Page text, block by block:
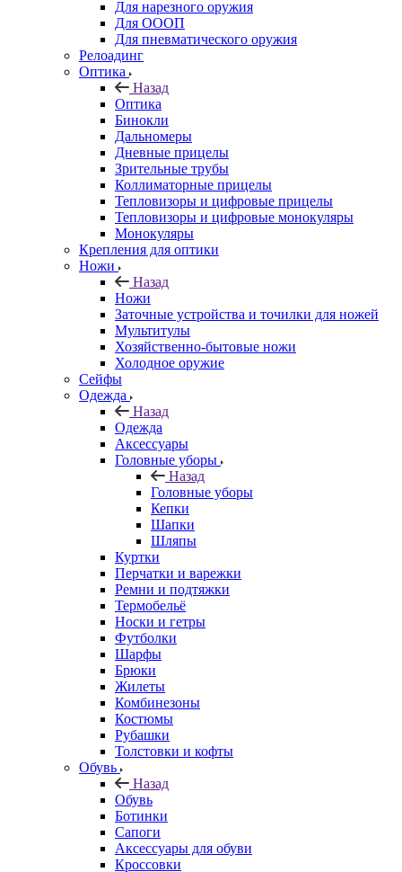
Для нарезного оружия
Для ОООП
Для пневматического оружия
Релоадинг
Оптика
Назад
Оптика
Бинокли
Дальномеры
Дневные прицелы
Зрительные трубы
Коллиматорные прицелы
Тепловизоры и цифровые прицелы
Тепловизоры и цифровые монокуляры
Монокуляры
Крепления для оптики
Ножи
Назад
Ножи
Заточные устройства и точилки для ножей
Мультитулы
Хозяйственно-бытовые ножи
Холодное оружие
Сейфы
Одежда
Назад
Одежда
Аксессуары
Головные уборы
Назад
Головные уборы
Кепки
Шапки
Шляпы
Куртки
Перчатки и варежки
Ремни и подтяжки
Термобельё
Носки и гетры
Футболки
Шарфы
Брюки
Жилеты
Комбинезоны
Костюмы
Рубашки
Толстовки и кофты
Обувь
Назад
Обувь
Ботинки
Сапоги
Аксессуары для обуви
Кроссовки